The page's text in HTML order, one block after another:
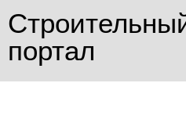
портал